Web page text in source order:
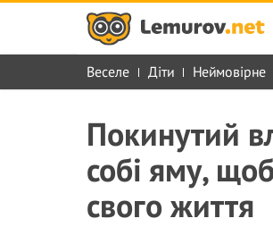
Веселе Діти Неймовірне
Покинутий
собі яму,
свого життя